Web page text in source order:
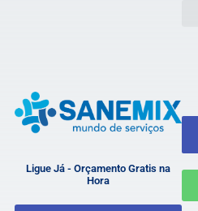
Ligue Já - Orçamento Gratis na
Hora